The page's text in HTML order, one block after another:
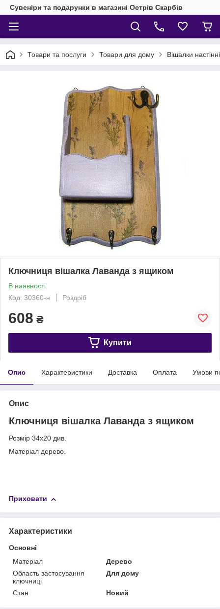
Сувеніри та подарунки в магазині Острів Скарбів
Товари та послуги Товари для дому Вішалки
Ключниця вішалка Лаванда з ящиком
В наявності
Код: 30360-н
Роздріб
608 ₴
Купити
Опис Характеристики Доставка Оплата Умови
Опис
Ключниця вішалка Лаванда з ящиком
Розмір 34х20 див.
Матеріал дерево.
Приховати
Характеристики
Основні
Матеріал
Дерево
Область застосування
ключниці
Для дому
Стан Новий